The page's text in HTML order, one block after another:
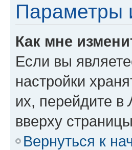
Параметры
Как мне
Если вы
настройки
их, перейдите в
вверху
Вернуться к